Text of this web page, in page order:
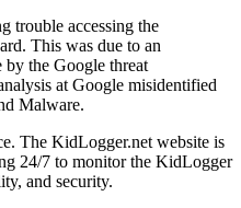
trouble accessing the
This was due to an
by the Google threat
at Google misidentified
Malware.
The KidLogger.net website is
24/7 to monitor the KidLogger
and security.